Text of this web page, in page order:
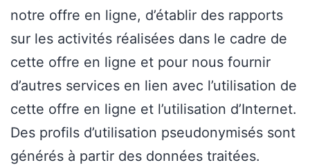
notre offre en ligne, d’établir des rapports
sur les activités réalisées dans le cadre de
cette offre en ligne et pour nous fournir
d’autres services en lien avec l’utilisation de
cette offre en ligne et l’utilisation d’Internet.
Des profils d’utilisation pseudonymisés sont
générés à partir des données traitées.